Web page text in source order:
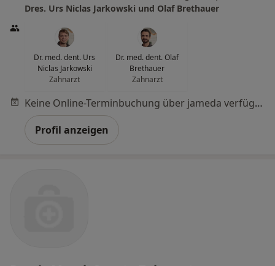
Dres. Urs Niclas Jarkowski und Olaf Brethauer
Dr. med. dent. Urs
Niclas Jarkowski
Zahnarzt
Dr. med. dent. Olaf
Brethauer
Zahnarzt
Keine Online-Terminbuchung über jameda verfügbar
Profil anzeigen